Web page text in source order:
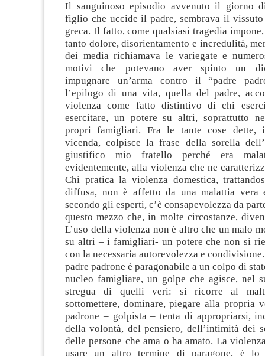
Il sanguinoso episodio avvenuto il giorno
figlio che uccide il padre, sembrava il
greca. Il fatto, come qualsiasi tragedia
tanto dolore, disorientamento e incredulità,
dei media richiamava le variegate e
motivi che potevano aver spinto un
impugnare un’arma contro il “padre
l’epilogo di una vita, quella del padre,
violenza come fatto distintivo di chi
esercitare, un potere su altri, soprattutto
propri famigliari. Fra le tante cose dette,
vicenda, colpisce la frase della sorella
giustifico mio fratello perché era
evidentemente, alla violenza che ne
Chi pratica la violenza domestica,
diffusa, non è affetto da una malattia vera
secondo gli esperti, c’è consapevolezza da
questo mezzo che, in molte circostanze,
L’uso della violenza non è altro che un malo
su altri – i famigliari- un potere che non si
con la necessaria autorevolezza e
padre padrone è paragonabile a un colpo di
nucleo famigliare, un golpe che agisce, nel
stregua di quelli veri: si ricorre al
sottomettere, dominare, piegare alla propria
padrone – golpista – tenta di appropriarsi,
della volontà, del pensiero, dell’intimità dei
delle persone che ama o ha amato. La
usare un altro termine di paragone, è lo